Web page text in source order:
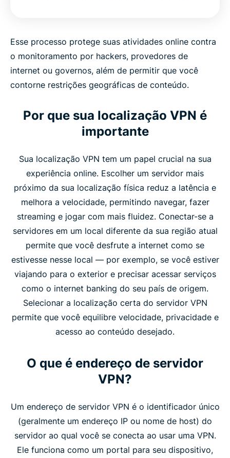
Esse processo protege suas atividades online contra
o monitoramento por hackers, provedores de
internet ou governos, além de permitir que você
contorne restrições geográficas de conteúdo.
Por que sua localização VPN é
importante
Sua localização VPN tem um papel crucial na sua
experiência online. Escolher um servidor mais
próximo da sua localização física reduz a latência e
melhora a velocidade, permitindo navegar, fazer
streaming e jogar com mais fluidez. Conectar-se a
servidores em um local diferente da sua região atual
permite que você desfrute a internet como se
estivesse nesse local — por exemplo, se você estiver
viajando para o exterior e precisar acessar serviços
como o internet banking do seu país de origem.
Selecionar a localização certa do servidor VPN
permite que você equilibre velocidade, privacidade e
acesso ao conteúdo desejado.
O que é endereço de servidor
VPN?
Um endereço de servidor VPN é o identificador único
(geralmente um endereço IP ou nome de host) do
servidor ao qual você se conecta ao usar uma VPN.
Ele funciona como um portal para seu dispositivo,